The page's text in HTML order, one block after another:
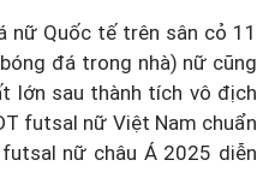
nữ Quốc tế trên sân cỏ 11
đá trong nhà) nữ cũng
lớn sau thành tích vô địch
futsal nữ Việt Nam chuẩn
nữ châu Á 2025 diễn